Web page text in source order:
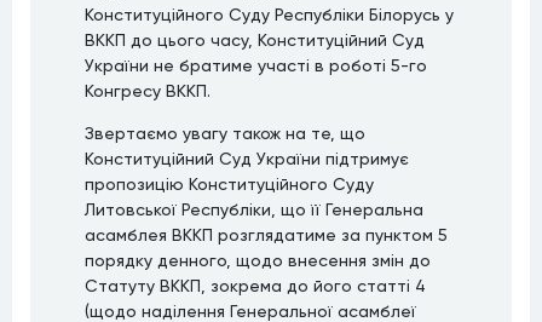
Конституційного Суду Республіки Білорусь у
ВККП до цього часу, Конституційний Суд
України не братиме участі в роботі 5-го
Конгресу ВККП.
Звертаємо увагу також на те, що
Конституційний Суд України підтримує
пропозицію Конституційного Суду
Литовської Республіки, що її Генеральна
асамблея ВККП розглядатиме за пунктом 5
порядку денного, щодо внесення змін до
Статуту ВККП, зокрема до його статті 4
(щодо наділення Генеральної асамблеї